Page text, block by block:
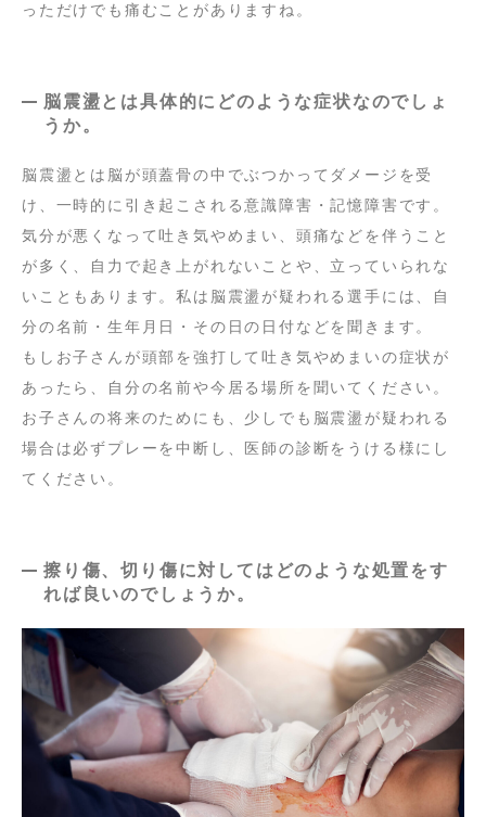
っただけでも痛むことがありますね。
脳震盪とは具体的にどのような症状なのでしょ
うか。
脳震盪とは脳が頭蓋骨の中でぶつかってダメージを受
け、一時的に引き起こされる意識障害・記憶障害です。
気分が悪くなって吐き気やめまい、頭痛などを伴うこと
が多く、自力で起き上がれないことや、立っていられな
いこともあります。私は脳震盪が疑われる選手には、自
分の名前・生年月日・その日の日付などを聞きます。
もしお子さんが頭部を強打して吐き気やめまいの症状が
あったら、自分の名前や今居る場所を聞いてください。
お子さんの将来のためにも、少しでも脳震盪が疑われる
場合は必ずプレーを中断し、医師の診断をうける様にし
てください。
擦り傷、切り傷に対してはどのような処置をす
れば良いのでしょうか。